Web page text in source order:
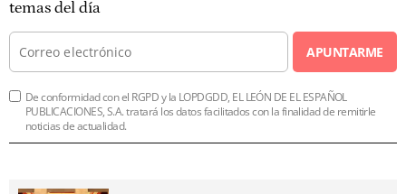
temas del día
APUNTARME
De conformidad con el RGPD y la LOPDGDD, EL LEÓN DE EL ESPAÑOL
PUBLICACIONES, S.A. tratará los datos facilitados con la finalidad de remitirle
noticias de actualidad.